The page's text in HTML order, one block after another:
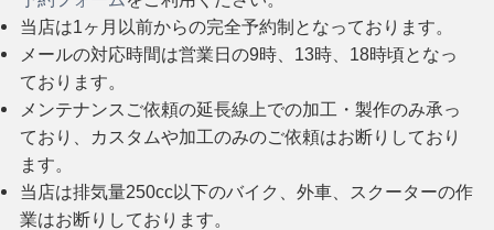
当店は1ヶ月以前からの完全予約制となっております。
メールの対応時間は営業日の9時、13時、18時頃となっ
ております。
メンテナンスご依頼の延長線上での加工・製作のみ承っ
ており、カスタムや加工のみのご依頼はお断りしており
ます。
当店は排気量250cc以下のバイク、外車、スクーターの作
業はお断りしております。